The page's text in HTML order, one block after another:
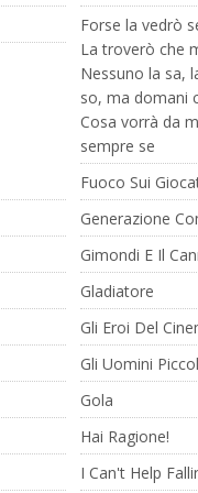
Forse la vedrò
La troverò che
Nessuno la sa,
so, ma domani
Cosa vorrà da
sempre se
Fuoco Sui
Generazione
Gimondi E Il
Gladiatore
Gli Eroi Del
Gli Uomini
Gola
Hai Ragione!
I Can't Help